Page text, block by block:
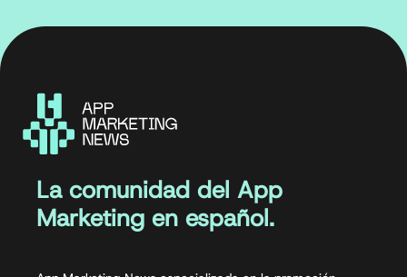
La comunidad del App
Marketing en español.